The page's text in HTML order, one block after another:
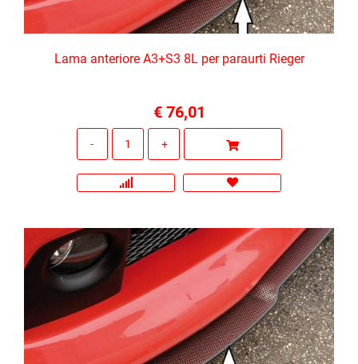
Lama anteriore A3+S3 8L per paraurti Rieger
€ 76,01